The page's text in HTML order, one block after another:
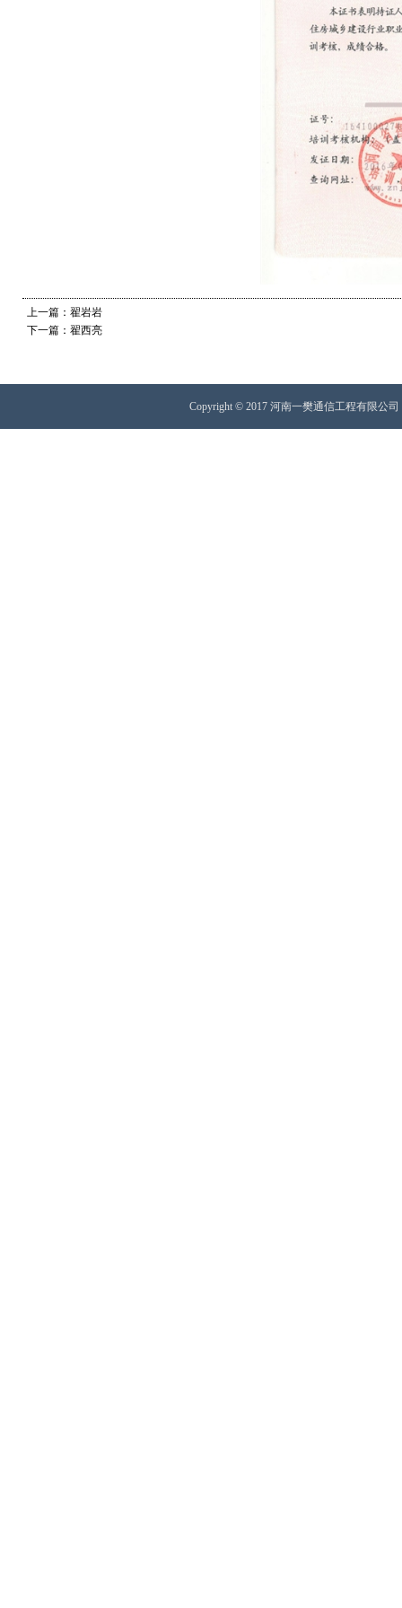
上一篇：翟岩岩
下一篇：翟西亮
Copyright © 2017 河南一樊通信工程有限公